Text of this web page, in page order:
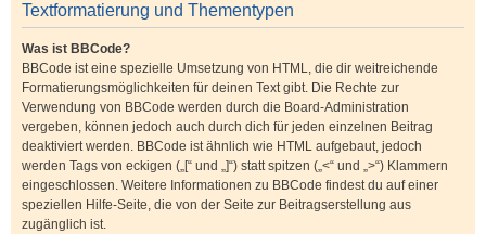
Textformatierung und Thementypen
Was ist BBCode?
BBCode ist eine spezielle Umsetzung von HTML, die dir weitreichende
Formatierungsmöglichkeiten für deinen Text gibt. Die Rechte zur
Verwendung von BBCode werden durch die Board-Administration
vergeben, können jedoch auch durch dich für jeden einzelnen Beitrag
deaktiviert werden. BBCode ist ähnlich wie HTML aufgebaut, jedoch
werden Tags von eckigen („[“ und „]“) statt spitzen („<“ und „>“) Klammern
eingeschlossen. Weitere Informationen zu BBCode findest du auf einer
speziellen Hilfe-Seite, die von der Seite zur Beitragserstellung aus
zugänglich ist.